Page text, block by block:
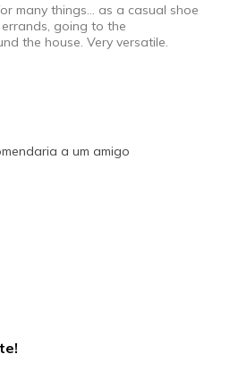
many things... as a casual shoe
going to the
the house. Very versatile.
a um amigo